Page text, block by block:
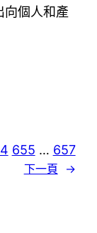
向個人和產
655 … 657
下一頁 →